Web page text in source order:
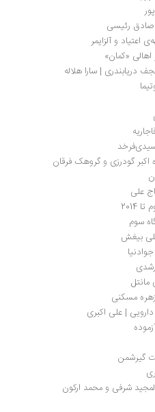
و آلزایمر
| سارا هلاله
| علی اكبری
و محمد ارکون